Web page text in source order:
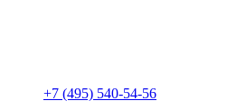
+7 (495) 540-54-56